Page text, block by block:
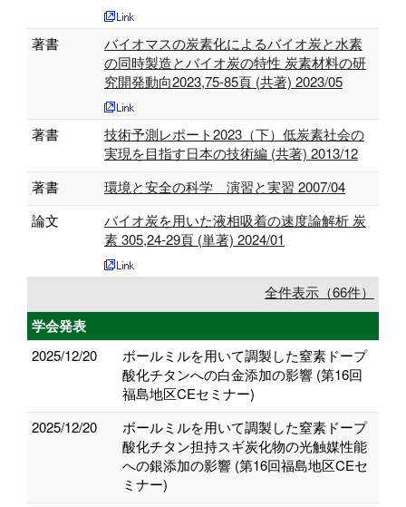
著書
バイオマスの炭素化によるバイオ炭と水素
の同時製造とバイオ炭の特性 炭素材料の研
究開発動向2023,75-85頁 (共著) 2023/05
著書
技術予測レポート2023（下）低炭素社会の
実現を目指す日本の技術編 (共著) 2013/12
著書
環境と安全の科学 演習と実習 2007/04
論文
バイオ炭を用いた液相吸着の速度論解析 炭
素 305,24-29頁 (単著) 2024/01
全件表示（66件）
学会発表
2025/12/20
ボールミルを用いて調製した窒素ドープ
酸化チタンへの白金添加の影響 (第16回
福島地区CEセミナー)
2025/12/20
ボールミルを用いて調製した窒素ドープ
酸化チタン担持スギ炭化物の光触媒性能
への銀添加の影響 (第16回福島地区CEセ
ミナー)